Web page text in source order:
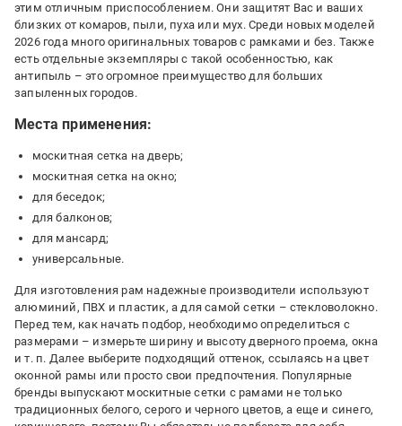
этим отличным приспособлением. Они защитят Вас и ваших
близких от комаров, пыли, пуха или мух. Среди новых моделей
2026 года много оригинальных товаров с рамками и без. Также
есть отдельные экземпляры с такой особенностью, как
антипыль – это огромное преимущество для больших
запыленных городов.
Места применения:
москитная сетка на дверь;
москитная сетка на окно;
для беседок;
для балконов;
для мансард;
универсальные.
Для изготовления рам надежные производители используют
алюминий, ПВХ и пластик, а для самой сетки – стекловолокно.
Перед тем, как начать подбор, необходимо определиться с
размерами – измерьте ширину и высоту дверного проема, окна
и т. п. Далее выберите подходящий оттенок, ссылаясь на цвет
оконной рамы или просто свои предпочтения. Популярные
бренды выпускают москитные сетки с рамами не только
традиционных белого, серого и черного цветов, а еще и синего,